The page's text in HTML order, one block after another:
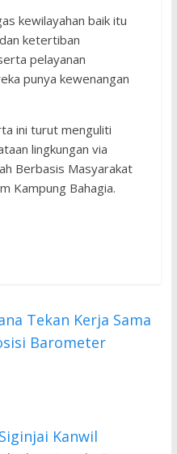
kewilayahan baik itu
ketertiban
pelayanan
punya kewenangan
ini turut menguliti
lingkungan via
Berbasis Masyarakat
Kampung Bahagia.
Tekan Kerja Sama
Barometer
Kanwil